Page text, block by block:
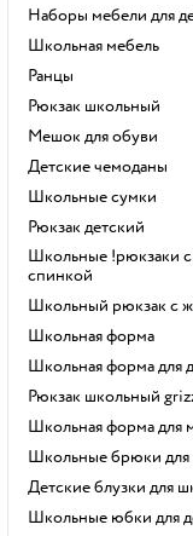
Наборы мебели для
Школьная мебель
Ранцы
Рюкзак школьный
Мешок для обуви
Детские чемоданы
Школьные сумки
Рюкзак детский
Школьные !рюкзаки с ортопедической
спинкой
Школьный рюкзак с
Школьная форма
Школьная форма для
Рюкзак школьный
Школьная форма для
Школьные брюки
Детские блузки для
Школьные юбки для